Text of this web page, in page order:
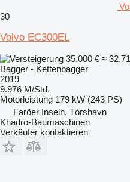
30
Volvo EC300EL
35.000 € ≈
Bagger - Kettenbagger
2019
9.976 M/Std.
Motorleistung 179 kW (243 PS)
Färöer Inseln, Tórshavn
Khadro-Baumaschinen
Verkäufer kontaktieren